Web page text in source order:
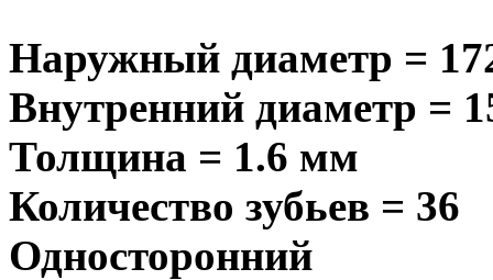
Наружный диаметр =
Внутренний диаметр =
Толщина = 1.6 мм
Количество зубьев = 36
Односторонний